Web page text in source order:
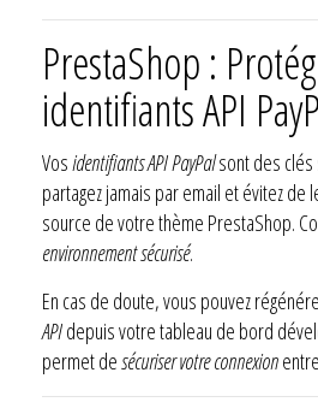
PrestaShop :
identifiants API
Vosidentifiants API PayPalsont des clés
partagez jamais par email et évitez
source de votre thème PrestaShop.
environnement sécurisé.
En cas de doute, vous pouvez
APIdepuis votre tableau de bord
permet desécuriser votre connexion